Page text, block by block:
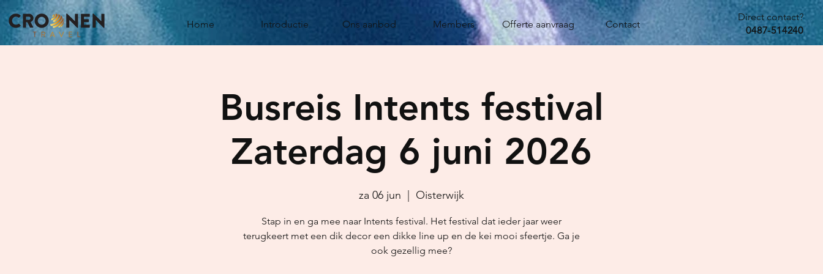
Home Introductie Ons aanbod Members Offerte aanvraag Contact
Direct contact?
0487-514240
Busreis Intents festival
Zaterdag 6 juni 2026
za 06 jun Oisterwijk
Stap in en ga mee naar Intents festival. Het festival dat ieder jaar weer
terugkeert met een dik decor een dikke line up en de kei mooi sfeertje. Ga je
ook gezellig mee?